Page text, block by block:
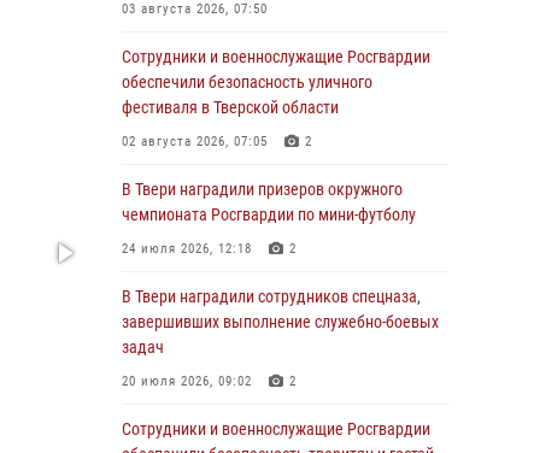
Сотрудники вневедомственной охраны
совершили 250 выездов и пресекли 20
правонарушений за неделю в Тверской
27 июля 2026, 08:29
В Твери наградили призеров окружного
24 июля 2026, 12:18 2
Росгвардейцы оказали помощь водителю на
дороге в городе Кашин
03 августа 2026, 07:50
Сотрудники и военнослужащие Росгвардии
обеспечили безопасность уличного
фестиваля в Тверской области
02 августа 2026, 07:05 2
В Твери наградили призеров окружного
чемпионата Росгвардии по мини-футболу
24 июля 2026, 12:18 2
В Твери наградили сотрудников спецназа,
завершивших выполнение служебно-боевых
задач
20 июля 2026, 09:02 2
Сотрудники и военнослужащие Росгвардии